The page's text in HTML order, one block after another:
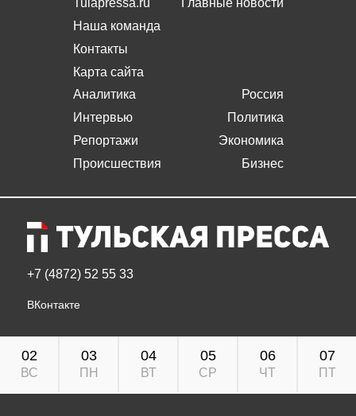
Наша команда
Контакты
Карта сайта
Аналитика
Интервью
Репортажи
Происшествия
Россия
Политика
Экономика
Бизнес
+7 (4872) 52 55 33
ВКонтакте
02
ВС
03
ПН
04
ВТ
05
СР
06
ЧТ
07
ПТ